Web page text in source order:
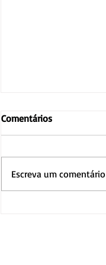
Comentários
Escreva um comentário